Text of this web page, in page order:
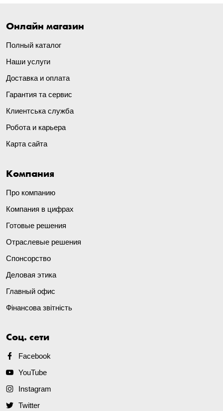
Онлайн магазин
Полный каталог
Наши услуги
Доставка и оплата
Гарантия та сервис
Клиентська служба
Робота и карьера
Карта сайта
Компания
Про компанию
Компания в цифрах
Готовые решения
Отраслевые решения
Спонсорство
Деловая этика
Главный офис
Фінансова звітність
Соц. сети
Facebook
YouTube
Instagram
Twitter